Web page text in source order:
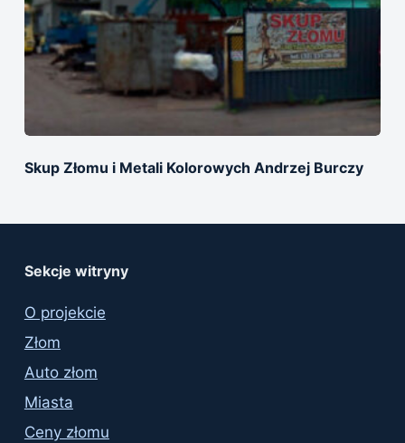
Skup Złomu i Metali Kolorowych Andrzej Burczy
Sekcje witryny
O projekcie
Złom
Auto złom
Miasta
Ceny złomu